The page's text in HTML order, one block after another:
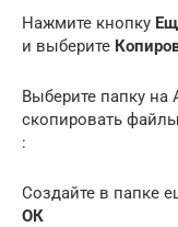
Нажмите кнопку
и выберите
Выберите папку на
скопировать
:
Создайте в папке
ОК